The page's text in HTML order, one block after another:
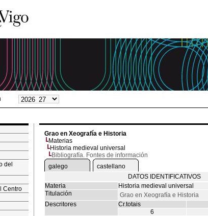
del
Centro
Grao en Xeografía e Historia
Materias
Historia medieval universal
Bibliografía. Fontes de información
galego
castellano
DATOS IDENTIFICATIVOS
Materia
Historia medieval universal
Titulación
Grao en Xeografía e Historia
Descritores
Cr.totais
6